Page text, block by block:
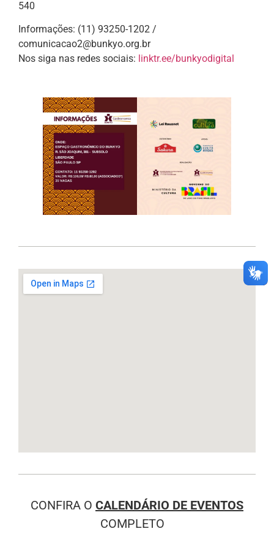
540
Informações: (11) 93250-1202 /
comunicacao2@bunkyo.org.br
Nos siga nas redes sociais: linktr.ee/bunkyodigital
CONFIRA O CALENDÁRIO DE EVENTOS
COMPLETO